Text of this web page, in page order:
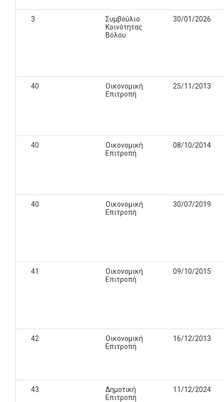
3
Συμβούλιο
Κοινότητας
Βόλου
30/01/2026
40
Οικονομική
Επιτροπή
25/11/2013
40
Οικονομική
Επιτροπή
08/10/2014
40
Οικονομική
Επιτροπή
30/07/2019
41
Οικονομική
Επιτροπή
09/10/2015
42
Οικονομική
Επιτροπή
16/12/2013
43
Δημοτική
Επιτροπή
11/12/2024